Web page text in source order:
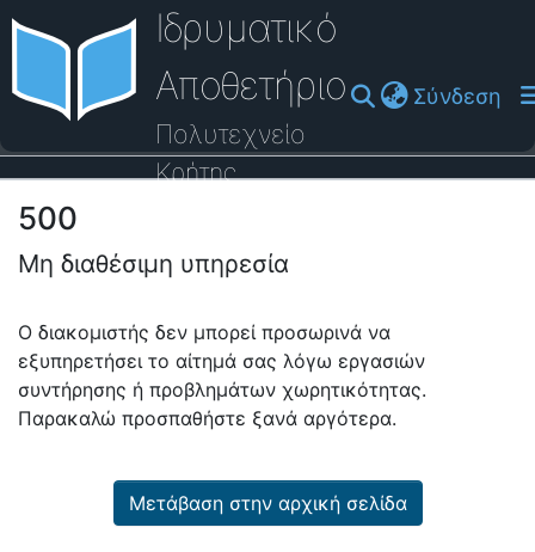
Ιδρυματικό
Αποθετήριο
Πολυτεχνείο
Κρήτης
Σύνδεση
Οδηγός Βοήθειας
500
Μη διαθέσιμη υπηρεσία
Ο διακομιστής δεν μπορεί προσωρινά να
εξυπηρετήσει το αίτημά σας λόγω εργασιών
συντήρησης ή προβλημάτων χωρητικότητας.
Παρακαλώ προσπαθήστε ξανά αργότερα.
Μετάβαση στην αρχική σελίδα